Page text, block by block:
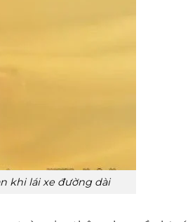
khi lái xe đường dài